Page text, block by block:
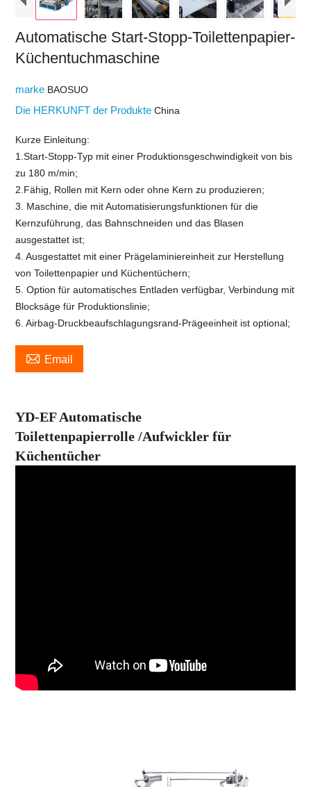
Automatische Start-Stopp-Toilettenpapier-
Küchentuchmaschine
marke BAOSUO
Die HERKUNFT der ProdukteChina
Kurze Einleitung:
1.Start-Stopp-Typ mit einer Produktionsgeschwindigkeit von bis
zu 180 m/min;
2.Fähig, Rollen mit Kern oder ohne Kern zu produzieren;
3. Maschine, die mit Automatisierungsfunktionen für die
Kernzuführung, das Bahnschneiden und das Blasen
ausgestattet ist;
4. Ausgestattet mit einer Prägelaminiereinheit zur Herstellung
von Toilettenpapier und Küchentüchern;
5. Option für automatisches Entladen verfügbar, Verbindung mit
Blocksäge für Produktionslinie;
6. Airbag-Druckbeaufschlagungsrand-Prägeeinheit ist optional;
 Email
YD-EF Automatische
Toilettenpapierrolle /Aufwickler für
Küchentücher